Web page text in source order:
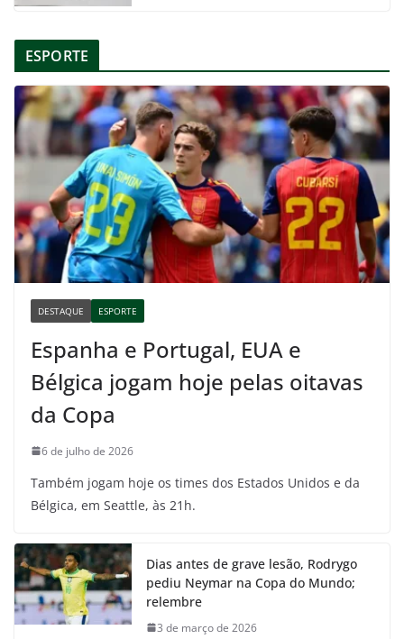
ESPORTE
DESTAQUE ESPORTE
Espanha e Portugal, EUA e
Bélgica jogam hoje pelas oitavas
da Copa
6 de julho de 2026
Também jogam hoje os times dos Estados Unidos e da
Bélgica, em Seattle, às 21h.
Dias antes de grave lesão, Rodrygo
pediu Neymar na Copa do Mundo;
relembre
3 de março de 2026